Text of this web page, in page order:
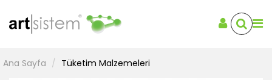
Ana Sayfa Tüketim Malzemeleri